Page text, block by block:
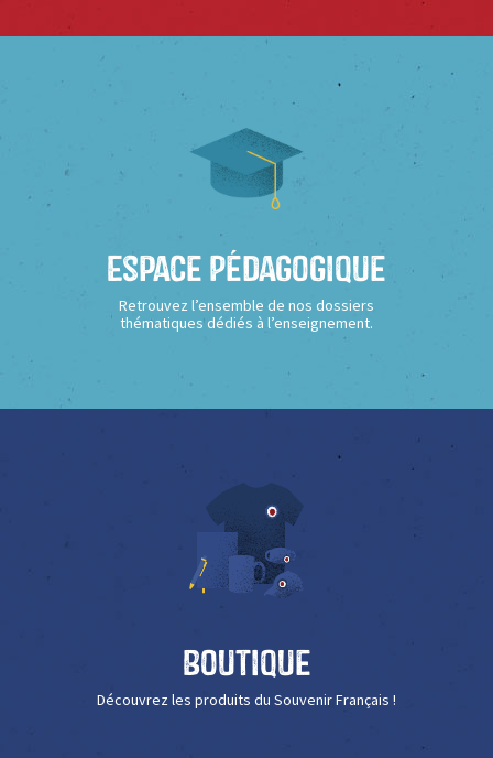
Espace Pédagogique
Retrouvez l’ensemble de nos dossiers
thématiques dédiés à l’enseignement.
Boutique
Découvrez les produits du Souvenir Français !